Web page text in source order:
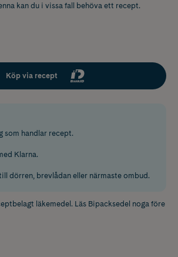
kan du i vissa fall behöva ett recept.
Köp via recept
som handlar recept.
Klarna.
dörren, brevlådan eller närmaste ombud.
läkemedel. Läs Bipacksedel noga före